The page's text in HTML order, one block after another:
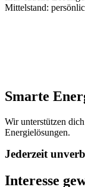
Mittelstand:
Smarte
Wir unterstützen
Energielösungen.
Jederzeit unverb
Interesse